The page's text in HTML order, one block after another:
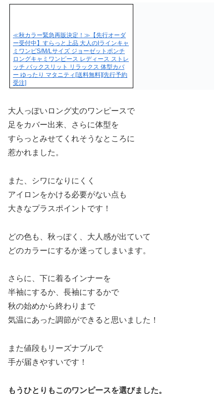
≪秋カラー緊急再販決定！≫【先行オーダ
ー受付中】すらっと上品 大人のIラインキャ
ミワンピS/M/Lサイズ ジョーゼットポンチ
ロングキャミワンピース レディース ストレ
ッチ バックスリット リラックス 体型カバ
ー ゆったり マタニティ[送料無料][先行予約
受注]
大人っぽいロング丈のワンピースで
足をカバー出来、さらに体型を
すらっとみせてくれそうなところに
惹かれました。
また、シワになりにくく
アイロンをかける必要がない点も
大きなプラスポイントです！
どの色も、秋っぽく、大人感が出ていて
どのカラーにするか迷ってしまいます。
さらに、下に着るインナーを
半袖にするか、長袖にするかで
秋の始めから終わりまで
気温にあった調節ができると思いました！
また値段もリーズナブルで
手が届きやすいです！
もうひとりもこのワンピースを選びました。